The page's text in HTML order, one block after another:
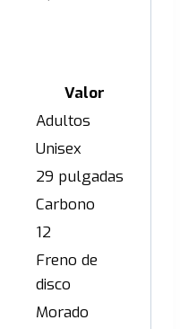
Valor
Adultos
Unisex
29 pulgadas
Carbono
12
Freno de
disco
Morado